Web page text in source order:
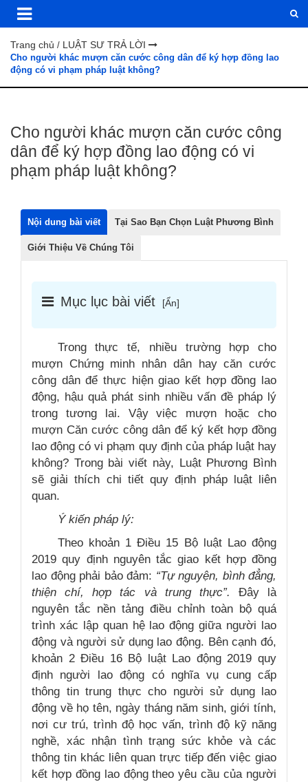
Trang chủ / LUẬT SƯ TRẢ LỜI
Cho người khác mượn căn cước công dân để ký hợp đồng lao
động có vi phạm pháp luật không?
Cho người khác mượn căn cước công
dân để ký hợp đồng lao động có vi
phạm pháp luật không?
Nội dung bài viết Tại Sao Bạn Chọn Luật Phương Bình
Giới Thiệu Về Chúng Tôi
Mục lục bài viết [Ẩn]
Trong thực tế, nhiều trường hợp cho
mượn Chứng minh nhân dân hay căn cước
công dân để thực hiện giao kết hợp đồng lao
động, hậu quả phát sinh nhiều vấn đề pháp lý
trong tương lai. Vậy việc mượn hoặc cho
mượn Căn cước công dân để ký kết hợp đồng
lao động có vi phạm quy định của pháp luật hay
không? Trong bài viết này, Luật Phương Bình
sẽ giải thích chi tiết quy định pháp luật liên
quan.
Ý kiến pháp lý:
Theo khoản 1 Điều 15 Bộ luật Lao động
2019 quy định nguyên tắc giao kết hợp đồng
lao động phải bảo đảm: “Tự nguyện, bình đẳng,
thiện chí, hợp tác và trung thực”. Đây là
nguyên tắc nền tảng điều chỉnh toàn bộ quá
trình xác lập quan hệ lao động giữa người lao
động và người sử dụng lao động. Bên cạnh đó,
khoản 2 Điều 16 Bộ luật Lao động 2019 quy
định người lao động có nghĩa vụ cung cấp
thông tin trung thực cho người sử dụng lao
động về họ tên, ngày tháng năm sinh, giới tính,
nơi cư trú, trình độ học vấn, trình độ kỹ năng
nghề, xác nhận tình trạng sức khỏe và các
thông tin khác liên quan trực tiếp đến việc giao
kết hợp đồng lao động theo yêu cầu của người